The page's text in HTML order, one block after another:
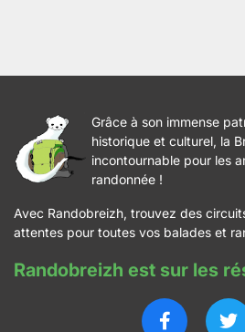
Grâce à son immense
historique et culturel, la
incontournable pour les
randonnée !
Avec Randobreizh, trouvez des
attentes pour toutes vos balades et
Randobreizh est sur les